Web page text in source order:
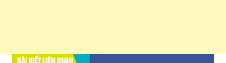
BÀI VIẾT LIÊN QUAN